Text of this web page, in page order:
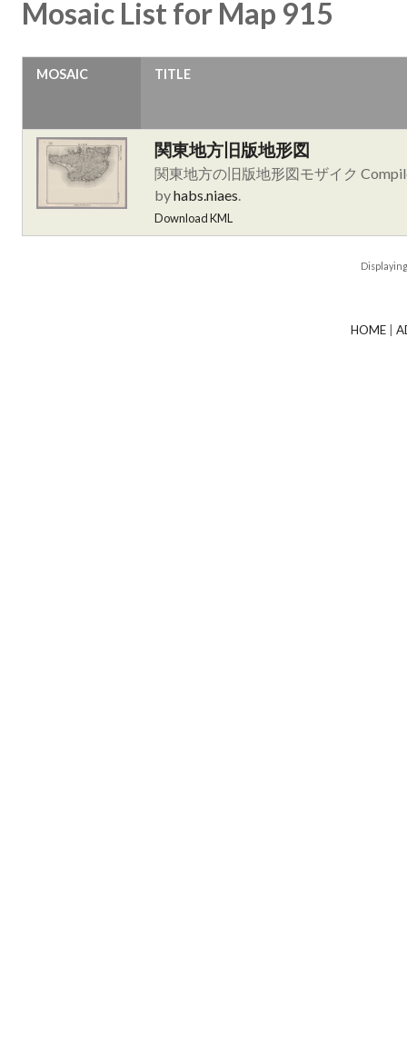
Mosaic List for Map 915
MOSAIC TITLE
関東地方旧版地形図
関東地方の旧版地形図モザイク
byhabs.niaes
Download KML
HOME|